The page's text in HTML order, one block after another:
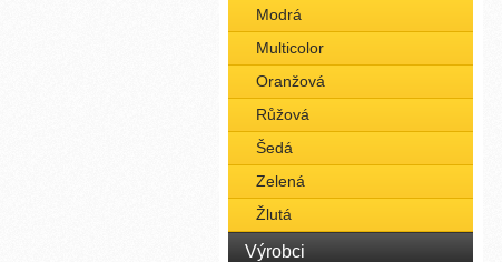
Modrá
Multicolor
Oranžová
Růžová
Šedá
Zelená
Žlutá
Výrobci